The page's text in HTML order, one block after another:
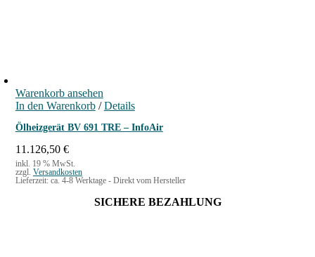
Warenkorb ansehen
In den Warenkorb / Details
Ölheizgerät BV 691 TRE – InfoAir
11.126,50 €
inkl. 19 % MwSt.
zzgl. Versandkosten
Lieferzeit: ca. 4-8 Werktage - Direkt vom Hersteller
SICHERE BEZAHLUNG